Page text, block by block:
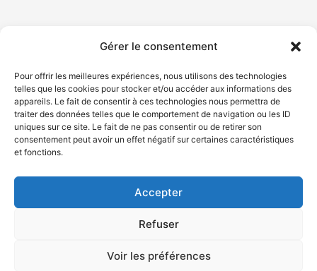
Gérer le consentement
Pour offrir les meilleures expériences, nous utilisons des technologies
telles que les cookies pour stocker et/ou accéder aux informations des
appareils. Le fait de consentir à ces technologies nous permettra de
traiter des données telles que le comportement de navigation ou les ID
uniques sur ce site. Le fait de ne pas consentir ou de retirer son
consentement peut avoir un effet négatif sur certaines caractéristiques
et fonctions.
Accepter
Refuser
Voir les préférences
© Gouvernement du Québec, 2026
Plan du site
Accessibilité
Accès à l'information
Déclaration de services